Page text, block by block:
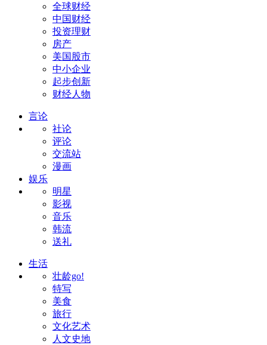
全球财经
中国财经
投资理财
房产
美国股市
中小企业
起步创新
财经人物
言论
社论
评论
交流站
漫画
娱乐
明星
影视
音乐
韩流
送礼
生活
壮龄go!
特写
美食
旅行
文化艺术
人文史地